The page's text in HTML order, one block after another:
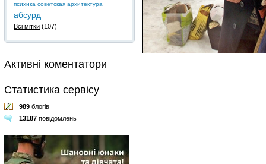
психика советская архитектура
абсурд
Всі мітки (107)
Активні коментатори
Статистика сервісу
989 блогів
13187 повідомлень